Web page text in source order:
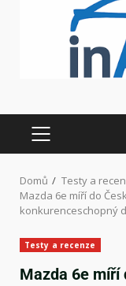
Domů
Testy a
Mazda 6e míří do
konkurenceschopný
Testy a recenze
Mazda 6e míří